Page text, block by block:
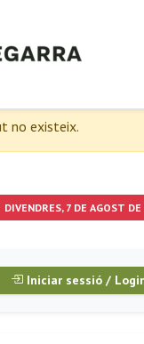
no existeix.
DIVENDRES, 7 DE AGOST
Iniciar sessió /